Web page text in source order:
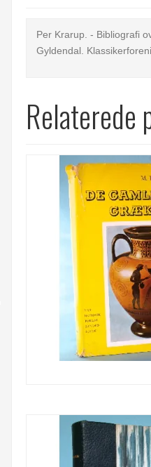
Per Krarup. - Bibliografi
Gyldendal.
Relaterede